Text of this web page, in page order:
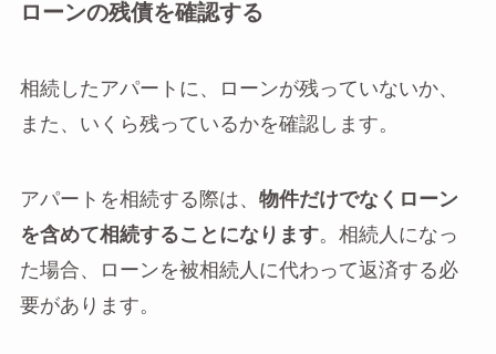
ローンの残債を確認する
相続したアパートに、ローンが残っていないか、
また、いくら残っているかを確認します。
アパートを相続する際は、 物件だけでなくローン
を含めて相続することになります。相続人になっ
た場合、ローンを被相続人に代わって返済する必
要があります。